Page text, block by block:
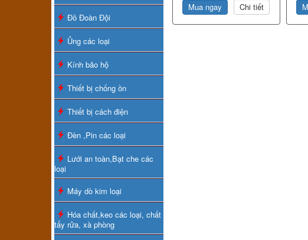
Đồ Đoàn Đội
Ủng các loại
Kính bảo hộ
Thiết bị chống ồn
Thiết bị cách điện
Đèn ,Pin các loại
Lưới an toàn,Bạt che các
loại
Máy dò kim loại
Hóa chất,keo các loại, chất
tẩy rửa, xà phòng
Mua ngay Chi tiết